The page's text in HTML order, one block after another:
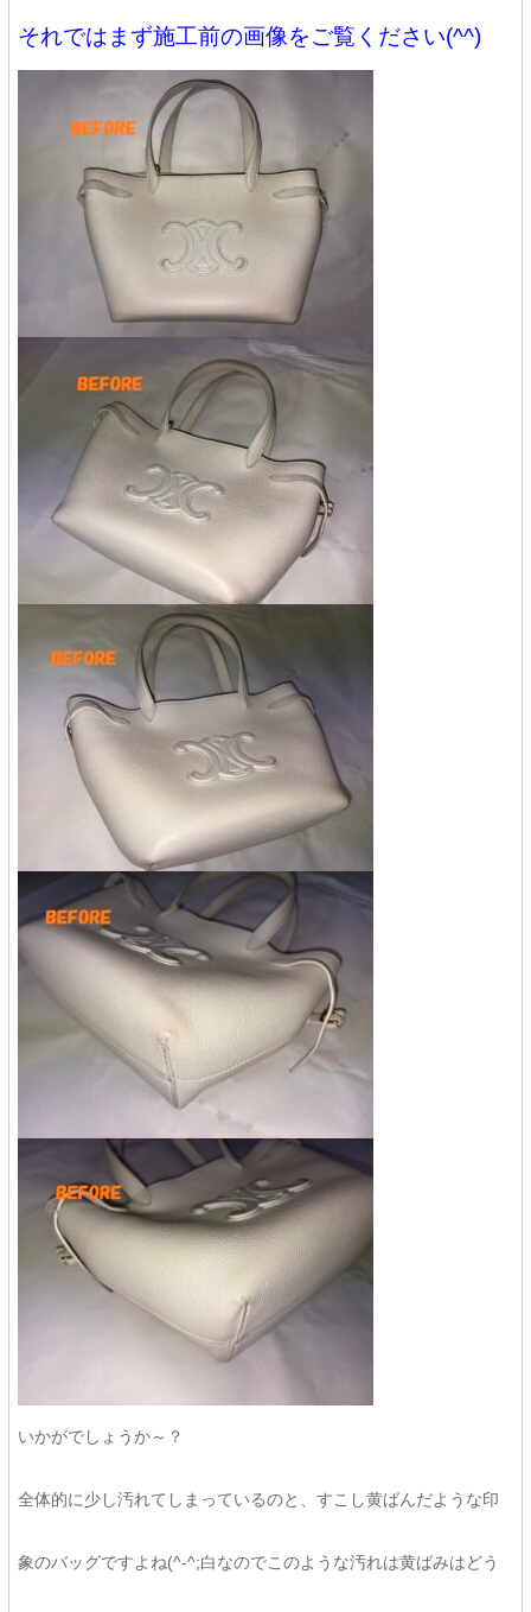
それではまず施工前の画像をご覧ください(^^)
いかがでしょうか～？
全体的に少し汚れてしまっているのと、すこし黄ばんだような印
象のバッグですよね(^-^;白なのでこのような汚れは黄ばみはどう